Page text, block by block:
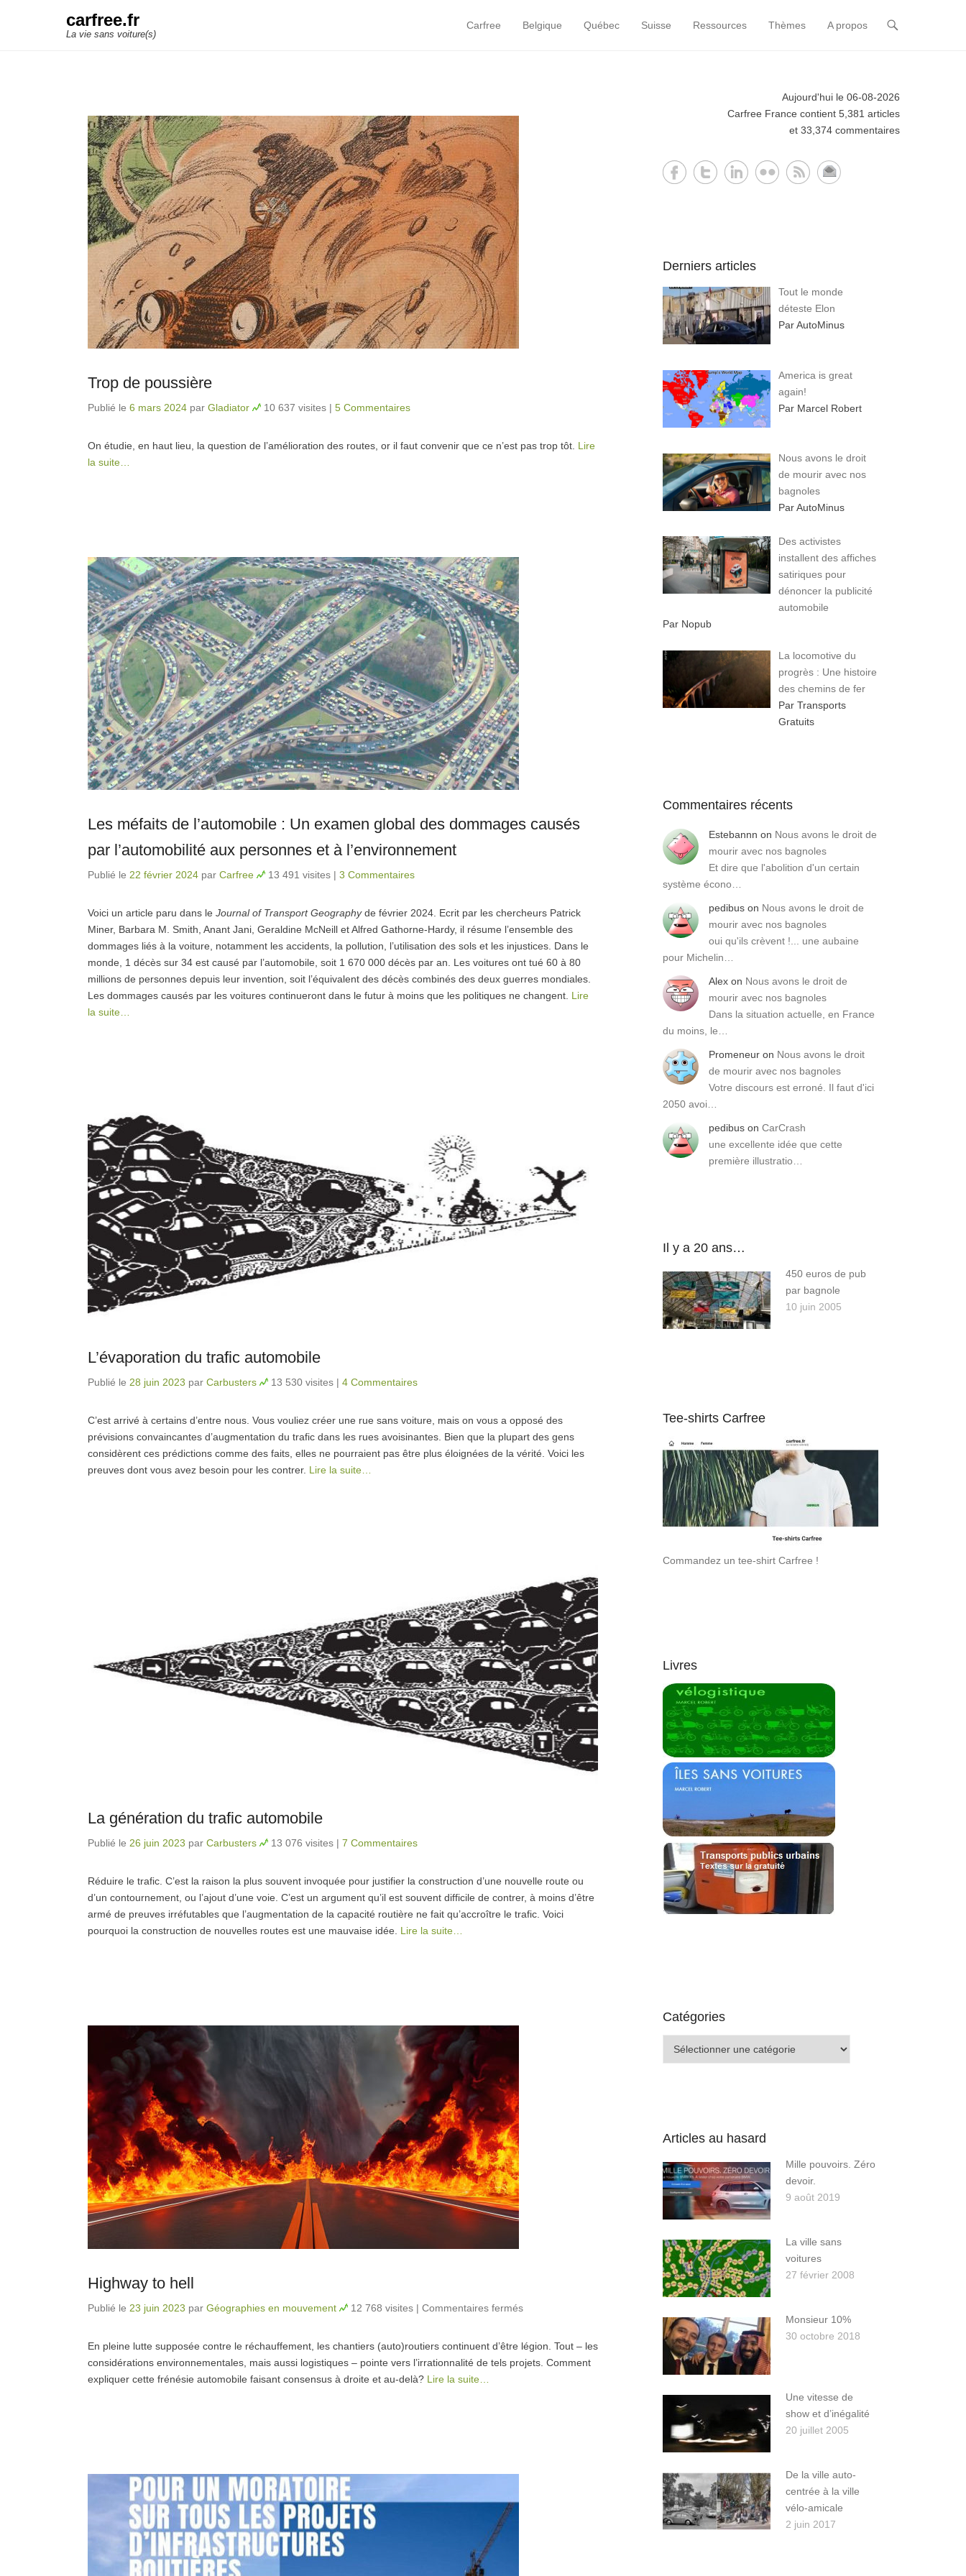
carfree.fr
La vie sans voiture(s)
Primary Menu
Skip to content
Carfree Belgique Québec Suisse Ressources Thèmes A propos
Trop de poussière
Publié le 6 mars 2024 par Gladiator 10 637 visites | 5 Commentaires
On étudie, en haut lieu, la question de l’amélioration des routes, or il faut convenir que ce n’est pas trop tôt. Lire
la suite…
Les méfaits de l’automobile : Un examen global des dommages causés
par l’automobilité aux personnes et à l’environnement
Publié le 22 février 2024 par Carfree 13 491 visites | 3 Commentaires
Voici un article paru dans le Journal of Transport Geographyde février 2024. Ecrit par les chercheurs Patrick
Miner, Barbara M. Smith, Anant Jani, Geraldine McNeill et Alfred Gathorne-Hardy, il résume l’ensemble des
dommages liés à la voiture, notamment les accidents, la pollution, l’utilisation des sols et les injustices. Dans le
monde, 1 décès sur 34 est causé par l’automobile, soit 1 670 000 décès par an. Les voitures ont tué 60 à 80
millions de personnes depuis leur invention, soit l’équivalent des décès combinés des deux guerres mondiales.
Les dommages causés par les voitures continueront dans le futur à moins que les politiques ne changent. Lire
la suite…
L’évaporation du trafic automobile
Publié le 28 juin 2023 par Carbusters 13 530 visites | 4 Commentaires
C’est arrivé à certains d’entre nous. Vous vouliez créer une rue sans voiture, mais on vous a opposé des
prévisions convaincantes d’augmentation du trafic dans les rues avoisinantes. Bien que la plupart des gens
considèrent ces prédictions comme des faits, elles ne pourraient pas être plus éloignées de la vérité. Voici les
preuves dont vous avez besoin pour les contrer. Lire la suite…
La génération du trafic automobile
Publié le 26 juin 2023 par Carbusters 13 076 visites | 7 Commentaires
Réduire le trafic. C’est la raison la plus souvent invoquée pour justifier la construction d’une nouvelle route ou
d’un contournement, ou l’ajout d’une voie. C’est un argument qu’il est souvent difficile de contrer, à moins d’être
armé de preuves irréfutables que l’augmentation de la capacité routière ne fait qu’accroître le trafic. Voici
pourquoi la construction de nouvelles routes est une mauvaise idée. Lire la suite…
Highway to hell
Publié le 23 juin 2023 par Géographies en mouvement 12 768 visites | Commentaires fermés
En pleine lutte supposée contre le réchauffement, les chantiers (auto)routiers continuent d’être légion. Tout – les
considérations environnementales, mais aussi logistiques – pointe vers l’irrationnalité de tels projets. Comment
expliquer cette frénésie automobile faisant consensus à droite et au-delà? Lire la suite…
Aujourd'hui le 06-08-2026
Carfree France contient 5,381 articles
et 33,374 commentaires
Derniers articles
Tout le monde
déteste Elon
Par AutoMinus
America is great
again!
Par Marcel Robert
Nous avons le droit
de mourir avec nos
bagnoles
Par AutoMinus
Des activistes
installent des affiches
satiriques pour
dénoncer la publicité
automobile
Par Nopub
La locomotive du
progrès : Une histoire
des chemins de fer
Par Transports
Gratuits
Commentaires récents
Estebannn on Nous avons le droit de
mourir avec nos bagnoles
Et dire que l'abolition d'un certain
système écono…
pedibus on Nous avons le droit de
mourir avec nos bagnoles
oui qu'ils crèvent !... une aubaine
pour Michelin…
Alex on Nous avons le droit de
mourir avec nos bagnoles
Dans la situation actuelle, en France
du moins, le…
Promeneur on Nous avons le droit
de mourir avec nos bagnoles
Votre discours est erroné. Il faut d'ici
2050 avoi…
pedibus on CarCrash
une excellente idée que cette
première illustratio…
Il y a 20 ans…
450 euros de pub
par bagnole
10 juin 2005
Tee-shirts Carfree
Commandez un tee-shirt Carfree !
Livres
Catégories
Articles au hasard
Mille pouvoirs. Zéro
devoir.
9 août 2019
La ville sans
voitures
27 février 2008
Monsieur 10%
30 octobre 2018
Une vitesse de
show et d’inégalité
20 juillet 2005
De la ville auto-
centrée à la ville
vélo-amicale
2 juin 2017